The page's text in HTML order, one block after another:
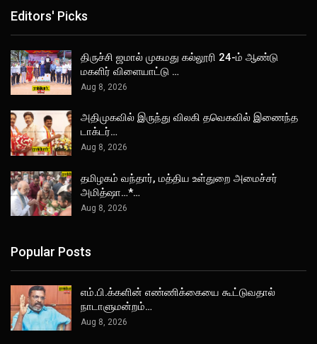
Editors' Picks
திருச்சி ஜமால் முகமது கல்லூரி 24-ம் ஆண்டு
மகளிர் விளையாட்டு …
Aug 8, 2026
அதிமுகவில் இருந்து விலகி தவெகவில் இணைந்த
டாக்டர்…
Aug 8, 2026
தமிழகம் வந்தார், மத்திய உள்துறை அமைச்சர்
அமித்ஷா…*…
Aug 8, 2026
Popular Posts
எம்.பி.க்களின் எண்ணிக்கையை கூட்டுவதால்
நாடாளுமன்றம்…
Aug 8, 2026